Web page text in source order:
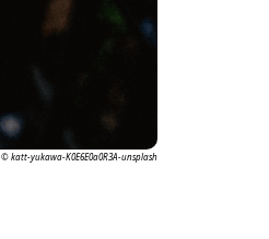
© katt-yukawa-K0E6E0a0R3A-unsplash